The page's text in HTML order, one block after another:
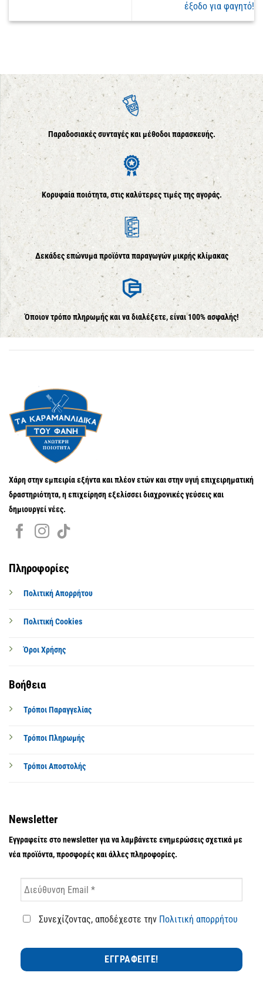
έξοδο για φαγητό!
Παραδοσιακές συνταγές και μέθοδοι παρασκευής.
Κορυφαία ποιότητα, στις καλύτερες τιμές της αγοράς.
Δεκάδες επώνυμα προϊόντα παραγωγών μικρής κλίμακας
Όποιον τρόπο πληρωμής και να διαλέξετε, είναι 100% ασφαλής!
Χάρη στην εμπειρία εξήντα και πλέον ετών και στην υγιή επιχειρηματική
δραστηριότητα, η επιχείρηση εξελίσσει διαχρονικές γεύσεις και
δημιουργεί νέες.
Πληροφορίες
Πολιτική Απορρήτου
Πολιτική Cookies
Όροι Χρήσης
Βοήθεια
Τρόποι Παραγγελίας
Τρόποι Πληρωμής
Τρόποι Αποστολής
Newsletter
Εγγραφείτε στο newsletter για να λαμβάνετε ενημερώσεις σχετικά με
νέα προϊόντα, προσφορές και άλλες πληροφορίες.
Συνεχίζοντας, αποδέχεστε την Πολιτική απορρήτου